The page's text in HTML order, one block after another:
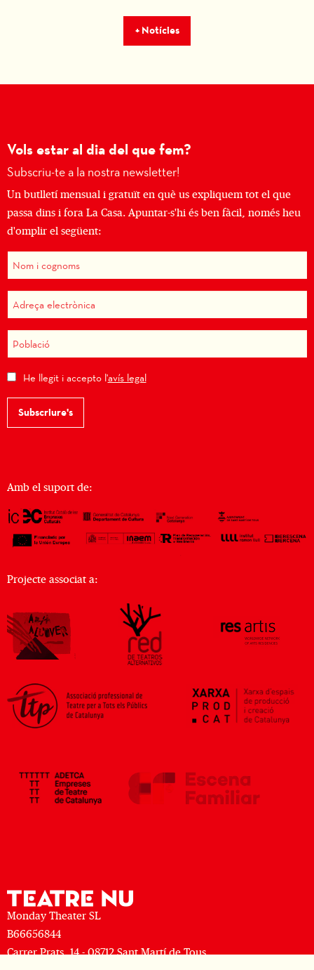
+ Notícies
Vols estar al dia del que fem?
Subscriu-te a la nostra newsletter!
Un butlletí mensual i gratuït en què us expliquem tot el que
passa dins i fora La Casa. Apuntar-s'hi és ben fàcil, només heu
d'omplir el següent:
He llegit i accepto l'avís legal
Subscriure's
Amb el suport de:
Projecte associat a:
Monday Theater SL
B66656844
Carrer Prats, 14 - 08712 Sant Martí de Tous